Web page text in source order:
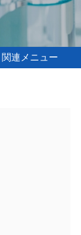
関連メニュー